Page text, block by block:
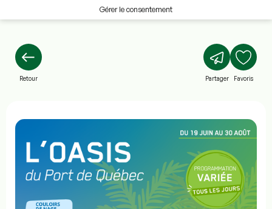
Gérer le consentement
Retour Partager Favoris